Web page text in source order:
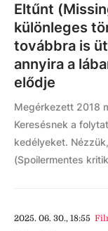
Eltűnt
különleges
továbbra is
annyira a
elődje
Megérkezett 2018
Keresésnek a
kedélyeket.
(Spoilermentes
2025. 06. 30., 18:55